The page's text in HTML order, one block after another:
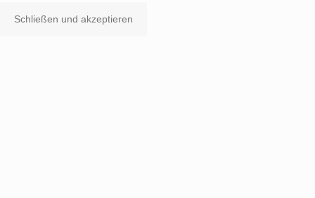
Schließen und akzeptieren